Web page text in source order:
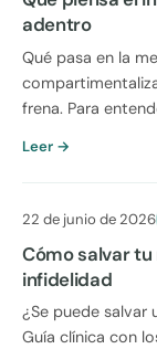
adentro
Qué pasa en la
frena. Para
Leer →
22 de junio de 2026
Cómo salvar
infidelidad
¿Se puede salvar
Guía clínica con